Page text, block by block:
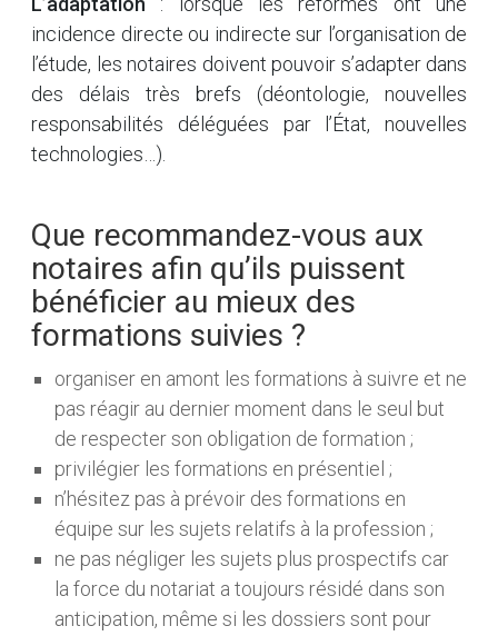
incidence directe ou indirecte sur l’organisation de
l’étude, les notaires doivent pouvoir s’adapter dans
des délais très brefs (déontologie, nouvelles
responsabilités déléguées par l’État, nouvelles
technologies…).
Que recommandez-vous aux
notaires afin qu’ils puissent
bénéficier au mieux des
formations suivies ?
organiser en amont les formations à suivre et ne
pas réagir au dernier moment dans le seul but
de respecter son obligation de formation ;
privilégier les formations en présentiel ;
n’hésitez pas à prévoir des formations en
équipe sur les sujets relatifs à la profession ;
ne pas négliger les sujets plus prospectifs car
la force du notariat a toujours résidé dans son
anticipation, même si les dossiers sont pour